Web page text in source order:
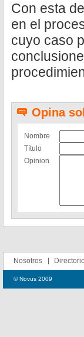
Con esta
en el
cuyo caso
Opina
Nombre
Título
Opinion
Nosotros Directorio
© Novus 2009